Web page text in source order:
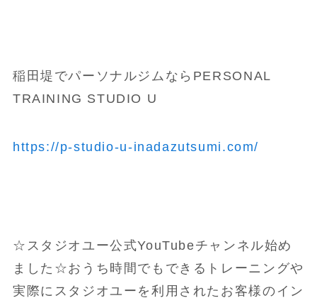
稲田堤でパーソナルジムならPERSONAL
TRAINING STUDIO U
https://p-studio-u-inadazutsumi.com/
☆スタジオユー公式YouTubeチャンネル始め
ました☆おうち時間でもできるトレーニングや
実際にスタジオユーを利用されたお客様のイン